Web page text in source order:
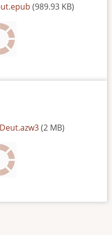
(989.93 KB)
(2 MB)